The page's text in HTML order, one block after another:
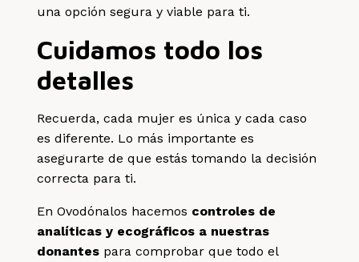
una opción segura y viable para ti.
Cuidamos todo los
detalles
Recuerda, cada mujer es única y cada caso
es diferente. Lo más importante es
asegurarte de que estás tomando la decisión
correcta para ti.
En Ovodónalos hacemos controles de
analíticas y ecográficos a nuestras
donantes para comprobar que todo el